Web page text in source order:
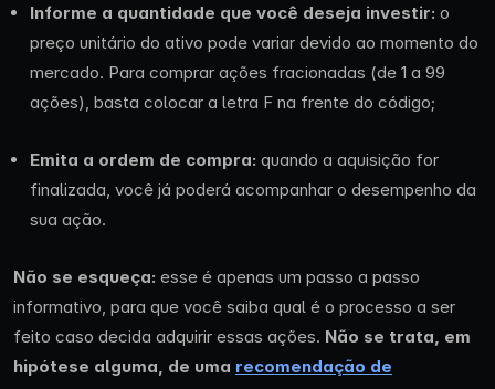
Informe a quantidade que você deseja investir: o
preço unitário do ativo pode variar devido ao momento do
mercado. Para comprar ações fracionadas (de 1 a 99
ações), basta colocar a letra F na frente do código;
Emita a ordem de compra: quando a aquisição for
finalizada, você já poderá acompanhar o desempenho da
sua ação.
Não se esqueça: esse é apenas um passo a passo
informativo, para que você saiba qual é o processo a ser
feito caso decida adquirir essas ações. Não se trata, em
hipótese alguma, de uma recomendação de